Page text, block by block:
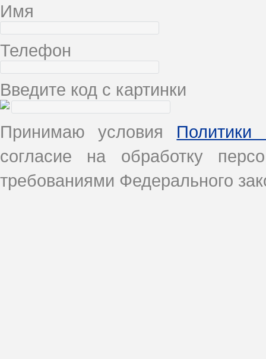
Имя
Телефон
Введите код с картинки
Принимаю условия Политики
согласие на обработку
требованиями Федерального